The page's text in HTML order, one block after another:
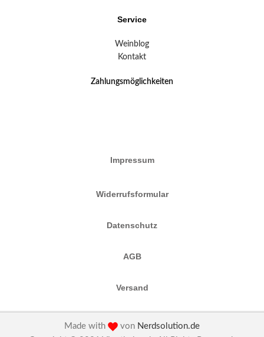
Service
Weinblog
Kontakt
Zahlungsmöglichkeiten
Impressum
Widerrufsformular
Datenschutz
AGB
Versand
Made with von Nerdsolution.de